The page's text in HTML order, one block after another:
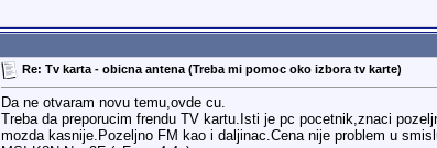
Re: Tv karta - obicna antena (Treba mi pomoc oko izbora tv karte)
Da ne otvaram novu temu,ovde cu.
Treba da preporucim frendu TV kartu.Isti je pc pocetnik,znaci
mozda kasnije.Pozeljno FM kao i daljinac.Cena nije problem u